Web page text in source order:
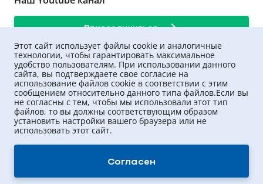
Присоединиться
2026.
Этот сайт использует файлы cookie и аналогичные
технологии, чтобы гарантировать максимальное
удобство пользователям. При использовании данного
сайта, вы подтверждаете свое согласие на
использование файлов cookie в соответствии с этим
сообщением относительно данного типа файлов.Если вы
не согласны с тем, чтобы мы использовали этот тип
файлов, то вы должны соответствующим образом
установить настройки вашего браузера или не
использовать этот сайт.
Согласен